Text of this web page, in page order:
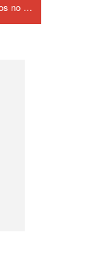
Siga-nos no Google